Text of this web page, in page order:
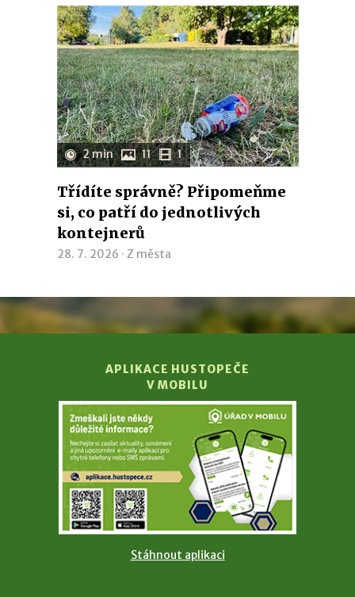
2 min 11 1
Třídíte správně? Připomeňme
si, co patří do jednotlivých
kontejnerů
28. 7. 2026 · Z města
APLIKACE HUSTOPEČE
V MOBILU
Stáhnout aplikaci